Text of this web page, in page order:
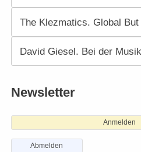
The Klezmatics. Global But
David Giesel. Bei der
Newsletter
Anmelden
Abmelden